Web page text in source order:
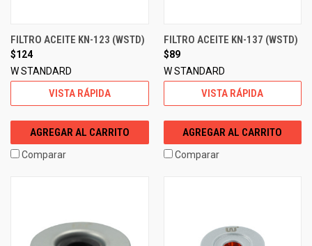
FILTRO ACEITE KN-123 (WSTD)
$124
W STANDARD
VISTA RÁPIDA
AGREGAR AL CARRITO
Comparar
FILTRO ACEITE KN-137 (WSTD)
$89
W STANDARD
VISTA RÁPIDA
AGREGAR AL CARRITO
Comparar